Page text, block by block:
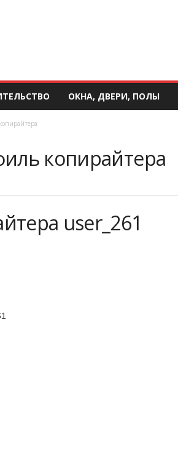
ОКНА, ДВЕРИ, ПОЛЫ
копирайтера
user_261